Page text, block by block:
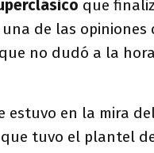
que
una de las opiniones
no dudó a la
estuvo en la mira
tuvo el plantel